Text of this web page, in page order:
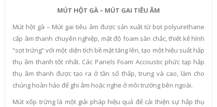
MÚT HỘT GÀ – MÚT GAI TIÊU ÂM
Mút hột gà – Mút gai tiêu âm được sản xuất từ bọt polyurethane
cấp âm thanh chuyên nghiệp, mật độ foam săn chắc, thiết kế hình
“sọt trứng” với một diện tích bề mặt tăng lên, tạo một hiệu suất hấp
thụ âm thanh tốt nhất. Các Panels Foam Accoustic phức tạp hấp
thụ âm thanh được tạo ra ở tần số thấp, trung và cao, làm cho
chúng hoàn hảo để ghi âm hoặc nghe ở môi trường bên ngoài.
Mút xốp trứng là một giải pháp hiệu quả để cải thiện sự hấp thụ